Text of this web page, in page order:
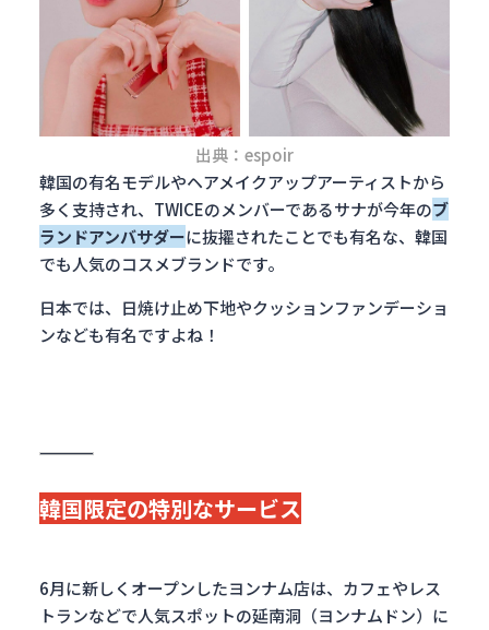
出典：espoir
韓国の有名モデルやヘアメイクアップアーティストから
多く支持され、TWICEのメンバーであるサナが今年のブ
ランドアンバサダーに抜擢されたことでも有名な、韓国
でも人気のコスメブランドです。
日本では、日焼け止め下地やクッションファンデーショ
ンなども有名ですよね！
韓国限定の特別なサービス
6月に新しくオープンしたヨンナム店は、カフェやレス
トランなどで人気スポットの延南洞（ヨンナムドン）に